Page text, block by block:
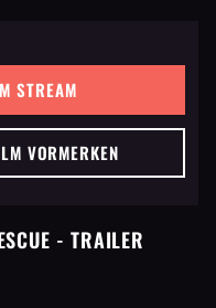
STREAM
VORMERKEN
- TRAILER